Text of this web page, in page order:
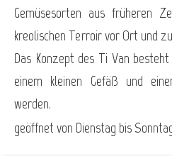
Gemüsesorten aus früheren
kreolischen Terroir vor Ort und
Das Konzept des Ti Van
einem kleinen Gefäß und
werden.
geöffnet von Dienstag bis